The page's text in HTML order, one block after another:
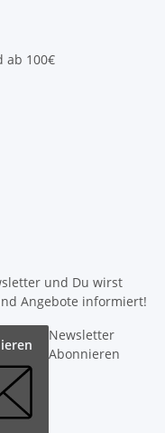
ab 100€
und Du wirst
Angebote informiert!
Newsletter
Abonnieren